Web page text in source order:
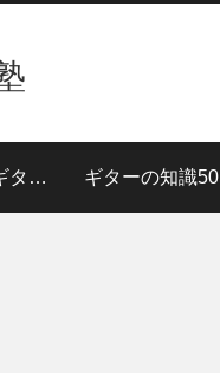
３段階で上達！【ギターレッスン】 ギターの知識50